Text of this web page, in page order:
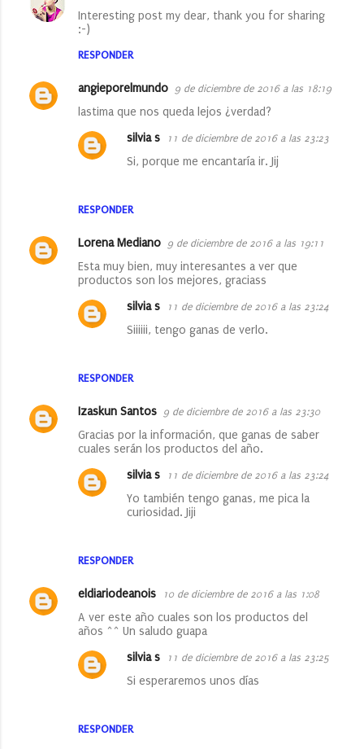
n
Interesting post my dear, thank you for sharing
:-)
RESPONDER
angieporelmundo 9 de diciembre de 2016 a las 18:19
lastima que nos queda lejos ¿verdad?
RESPONDER
silvia s 11 de diciembre de 2016 a las 23:23
Si, porque me encantaría ir. Jij
Lorena Mediano 9 de diciembre de 2016 a las 19:11
Esta muy bien, muy interesantes a ver que
productos son los mejores, graciass
RESPONDER
silvia s 11 de diciembre de 2016 a las 23:24
Siiiiii, tengo ganas de verlo.
Izaskun Santos 9 de diciembre de 2016 a las 23:30
Gracias por la información, que ganas de saber
cuales serán los productos del año.
RESPONDER
silvia s 11 de diciembre de 2016 a las 23:24
Yo también tengo ganas, me pica la
curiosidad. Jiji
eldiariodeanois 10 de diciembre de 2016 a las 1:08
A ver este año cuales son los productos del
años ^^ Un saludo guapa
RESPONDER
silvia s 11 de diciembre de 2016 a las 23:25
Si esperaremos unos días